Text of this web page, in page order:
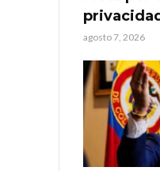
agosto 7, 2026